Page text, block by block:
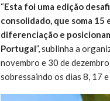
“Esta foi uma edição
consolidado, que soma 15
diferenciação e
Portugal”, sublinha a
novembro e 30 de
sobressaindo os dias 8, 17